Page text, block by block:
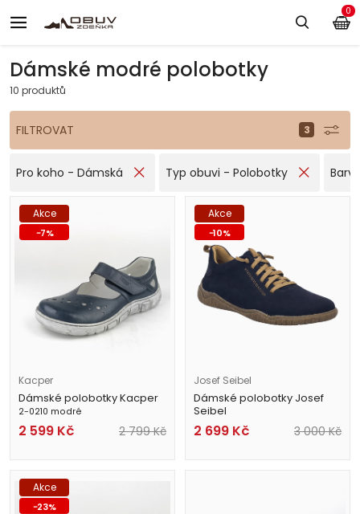
Dámské modré polobotky
10 produktů
FILTROVAT
Pro koho - Dámská Typ obuvi - Polobotky
Akce
-7%
Kacper
Dámské polobotky Kacper
2-0210 modré
2 599 Kč 2 799Kč
Akce
-10%
Josef Seibel
Dámské polobotky Josef
Seibel
70706 TE724 530 modré
2 699 Kč 3 000Kč
Akce
-23%
0